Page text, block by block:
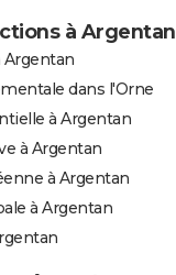
à Argentan
Argentan
dans l'Orne
à Argentan
à Argentan
à Argentan
à Argentan